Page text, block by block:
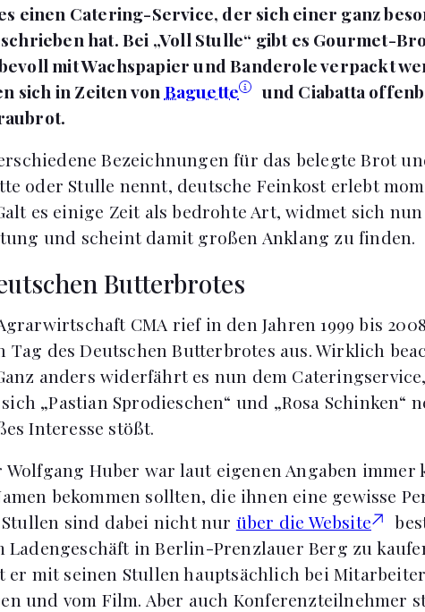
einen Catering-Service, der sich einer ganz
hat. Bei „Voll Stulle“ gibt es Gourmet-
mit Wachspapier und Banderole verpackt
sich in Zeiten von Baguette
und Ciabatta
Bezeichnungen für das belegte Brot
oder Stulle nennt, deutsche Feinkost erlebt
es einige Zeit als bedrohte Art, widmet sich nun
und scheint damit großen Anklang zu finden.
Butterbrotes
CMA rief in den Jahren 1999 bis
Tag des Deutschen Butterbrotes aus. Wirklich
anders widerfährt es nun dem
„Pastian Sprodieschen“ und „Rosa Schinken“
Interesse stößt.
Wolfgang Huber war laut eigenen Angaben immer
bekommen sollten, die ihnen eine gewisse
sind dabei nicht nur über die Website
in Berlin-Prenzlauer Berg zu
er mit seinen Stullen hauptsächlich bei
und vom Film. Aber auch Konferenzteilnehmer